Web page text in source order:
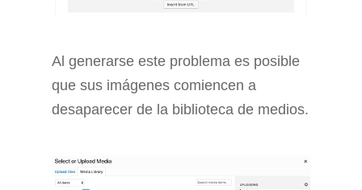
Al generarse este problema es posible
que sus imágenes comiencen a
desaparecer de la biblioteca de medios.